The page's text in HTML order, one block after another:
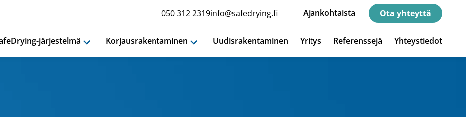
050 312 2319info@safedrying.fi Ajankohtaista Ota yhteyttä
järjestelmä
Avaa
Korjausrakentaminen
Avaa
Uudisrakentaminen Yritys Referenssejä Yhteystiedot